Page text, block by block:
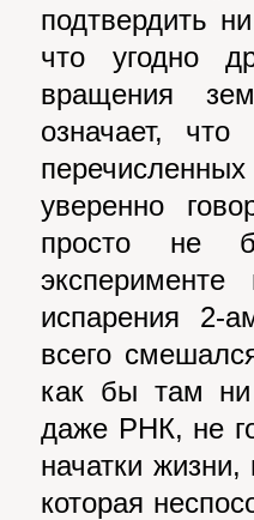
подтвердить
что угодно
вращения
означает, что
уверенно
просто не
испарения 2-
всего
как бы там ни
даже РНК, не
начатки
которая